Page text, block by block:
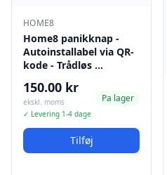
HOME8
Home8 panikknap -
Autoinstallabel via QR-
kode - Trådløs …
150.00 kr
ekskl. moms
✓ Levering 1-4 dage
Pa lager
Tilføj